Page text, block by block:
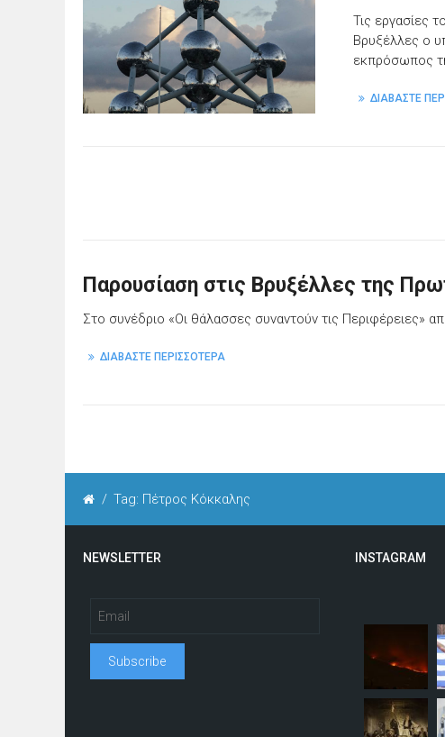
Τις εργασίες
Βρυξέλλες ο
εκπρόσωπος
ΔΙΑΒΑΣΤΕ
Παρουσίαση στις Βρυξέλλες της
Στο συνέδριο «Οι θάλασσες συναντούν τις Περιφέρειες»
ΔΙΑΒΑΣΤΕ ΠΕΡΙΣΣΟΤΕΡΑ
/ Tag: Πέτρος Κόκκαλης
NEWSLETTER INSTAGRAM